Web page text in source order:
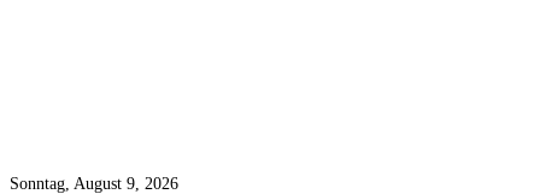
Sonntag, August 9, 2026